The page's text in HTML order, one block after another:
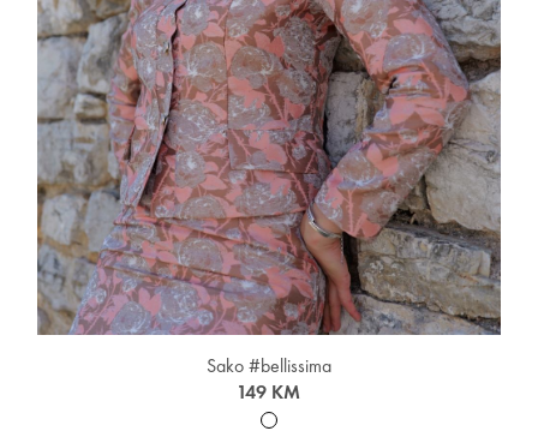
Sako #bellissima
149 KM